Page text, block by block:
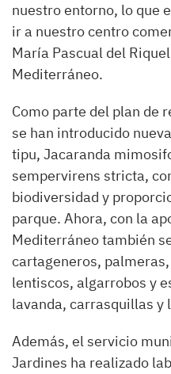
nuestro entorno, lo que
ir a nuestro centro
María Pascual del
Mediterráneo.
Como parte del plan de
se han introducido
tipu, Jacaranda
sempervirens stricta,
biodiversidad y
parque. Ahora, con la
Mediterráneo también
cartageneros,
lentiscos, algarrobos y
lavanda, carrasquillas y
Además, el servicio
Jardines ha realizado